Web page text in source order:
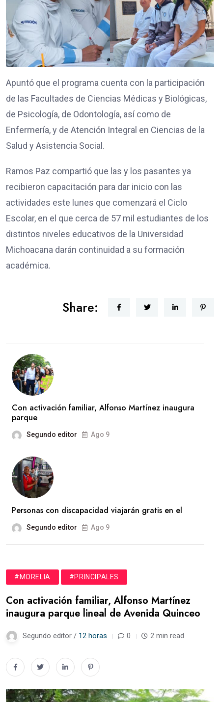
Apuntó que el programa cuenta con la participación
de las Facultades de Ciencias Médicas y Biológicas,
de Psicología, de Odontología, así como de
Enfermería, y de Atención Integral en Ciencias de la
Salud y Asistencia Social.
Ramos Paz compartió que las y los pasantes ya
recibieron capacitación para dar inicio con las
actividades este lunes que comenzará el Ciclo
Escolar, en el que cerca de 57 mil estudiantes de los
distintos niveles educativos de la Universidad
Michoacana darán continuidad a su formación
académica.
Share:
Con activación familiar, Alfonso Martínez inaugura
parque
Segundo editor Ago 9
Personas con discapacidad viajarán gratis en el
Segundo editor Ago 9
#MORELIA #PRINCIPALES
Con activación familiar, Alfonso Martínez
inaugura parque lineal de Avenida Quinceo
Segundo editor / 12 horas 0 2 min read